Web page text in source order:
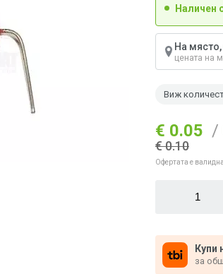
Наличен
На
цената на
Виж
€ 0.05 /
€ 0.10
Офертата е
Купи
за